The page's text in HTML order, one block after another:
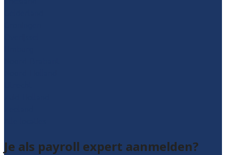
Je als payroll expert aanmelden?